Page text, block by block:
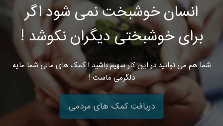
انسان خوشبخت نمی شود اگر
برای خوشبختی دیگران نکوشد !
شما هم می توانید در این کار سهیم باشید ! کمک های مالی شما مایه
دلگرمی ماست !
دریافت کمک های مردمی